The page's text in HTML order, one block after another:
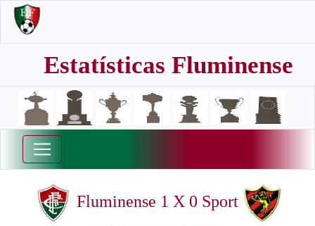
Estatísticas Fluminense
Fluminense 1 X 0 Sport